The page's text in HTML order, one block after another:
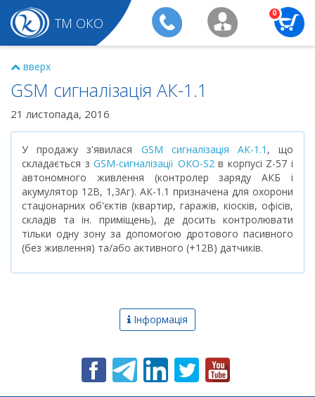
ТМ ОКО
0
вверх
GSM сигналізація АК-1.1
21 листопада, 2016
У продажу з'явилася GSM сигналізація АК-1.1 , що
складається зGSM-сигналізації ОКО-S2в корпусі Z-57 і
автономного живлення (контролер заряду АКБ і
акумулятор 12В, 1,3Аг). АК-1.1 призначена для охорони
стаціонарних об'єктів (квартир, гаражів, кіосків, офісів,
складів та ін. приміщень), де досить контролювати
тільки одну зону за допомогою дротового пасивного
(без живлення) та/або активного (+12В) датчиків.
Інформація
Про компанію